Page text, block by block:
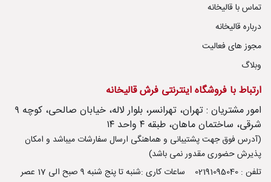
تماس با قالیخانه
درباره قالیخانه
مجوز های فعالیت
وبلاگ
ارتباط با فروشگاه اینترنتی فرش قالیخانه
امور مشتریان : تهران، تهرانسر، بلوار لاله، خیابان صالحی، کوچه ۹
شرقی، ساختمان ماهان، طبقه ۴ واحد ۱۴
(آدرس فوق جهت پشتیبانی و هماهنگی ارسال سفارشات میباشد و امکان
پذیرش حضوری مقدور نمی باشد)
تلفن : 02191095040
ساعات کاری :شنبه تا پنج شنبه 9 صبح الی 17 عصر